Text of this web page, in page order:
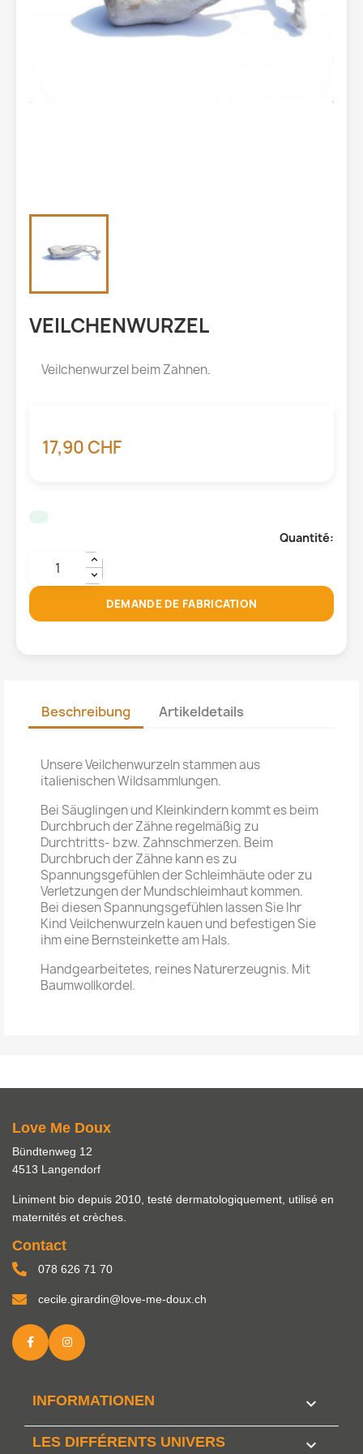
VEILCHENWURZEL
Veilchenwurzel beim Zahnen.
17,90 CHF
Quantité:
DEMANDE DE FABRICATION
Beschreibung Artikeldetails
Unsere Veilchenwurzeln stammen aus
italienischen Wildsammlungen.
Bei Säuglingen und Kleinkindern kommt es beim
Durchbruch der Zähne regelmäßig zu
Durchtritts- bzw. Zahnschmerzen. Beim
Durchbruch der Zähne kann es zu
Spannungsgefühlen der Schleimhäute oder zu
Verletzungen der Mundschleimhaut kommen.
Bei diesen Spannungsgefühlen lassen Sie Ihr
Kind Veilchenwurzeln kauen und befestigen Sie
ihm eine Bernsteinkette am Hals.
Handgearbeitetes, reines Naturerzeugnis. Mit
Baumwollkordel.
Love Me Doux
Bündtenweg 12
4513 Langendorf
Liniment bio depuis 2010, testé dermatologiquement, utilisé en
maternités et crèches.
Contact
078 626 71 70
cecile.girardin@love-me-doux.ch
INFORMATIONEN 
LES DIFFÉRENTS UNIVERS 